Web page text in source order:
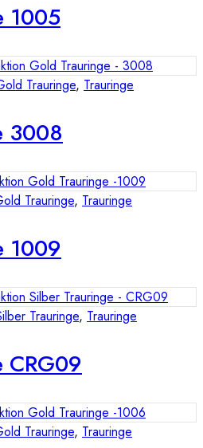
1005
Trauringe, Trauringe
3008
Trauringe, Trauringe
1009
Trauringe, Trauringe
CRG09
Trauringe, Trauringe